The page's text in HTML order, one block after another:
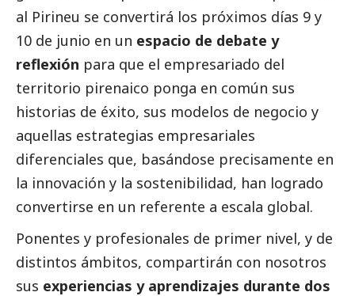
al Pirineu se convertirá los próximos días 9 y
10 de junio en un espacio de debate y
reflexión para que el empresariado del
territorio pirenaico ponga en común sus
historias de éxito, sus modelos de negocio y
aquellas estrategias empresariales
diferenciales que, basándose precisamente en
la innovación y la sostenibilidad, han logrado
convertirse en un referente a escala global.
Ponentes y profesionales de primer nivel, y de
distintos ámbitos, compartirán con nosotros
sus experiencias y aprendizajes durante dos